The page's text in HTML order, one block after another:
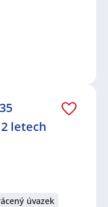
letech
úvazek